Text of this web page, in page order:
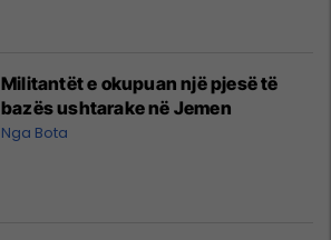
Militantët e okupuan një pjesë të
bazës ushtarake në Jemen
Nga Bota